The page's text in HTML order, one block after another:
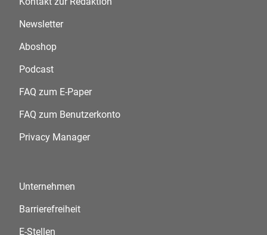
Newsletter
Aboshop
Podcast
FAQ zum E-Paper
FAQ zum Benutzerkonto
Privacy Manager
Unternehmen
Barrierefreiheit
E-Stellen